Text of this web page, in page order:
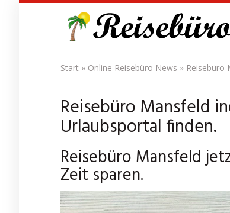
Start » Online Reisebüro News » Reisebüro
Reisebüro Mansfeld
Urlaubsportal finden.
Reisebüro Mansfeld
Zeit sparen.